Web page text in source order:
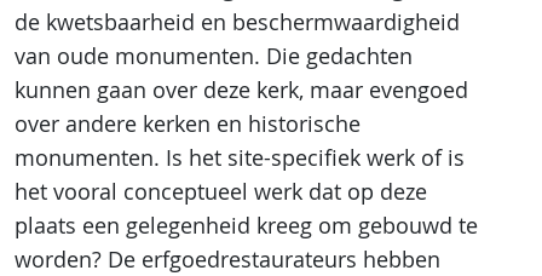
de kwetsbaarheid en beschermwaardigheid
van oude monumenten. Die gedachten
kunnen gaan over deze kerk, maar evengoed
over andere kerken en historische
monumenten. Is het site-specifiek werk of is
het vooral conceptueel werk dat op deze
plaats een gelegenheid kreeg om gebouwd te
worden? De erfgoedrestaurateurs hebben